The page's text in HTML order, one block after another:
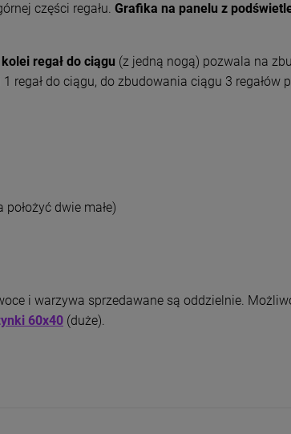
części regału. Grafika na panelu z
regał do ciągu (z jedną nogą) pozwala na
regał do ciągu, do zbudowania ciągu 3 regałów
dwie małe)
i warzywa sprzedawane są oddzielnie.
60x40 (duże).